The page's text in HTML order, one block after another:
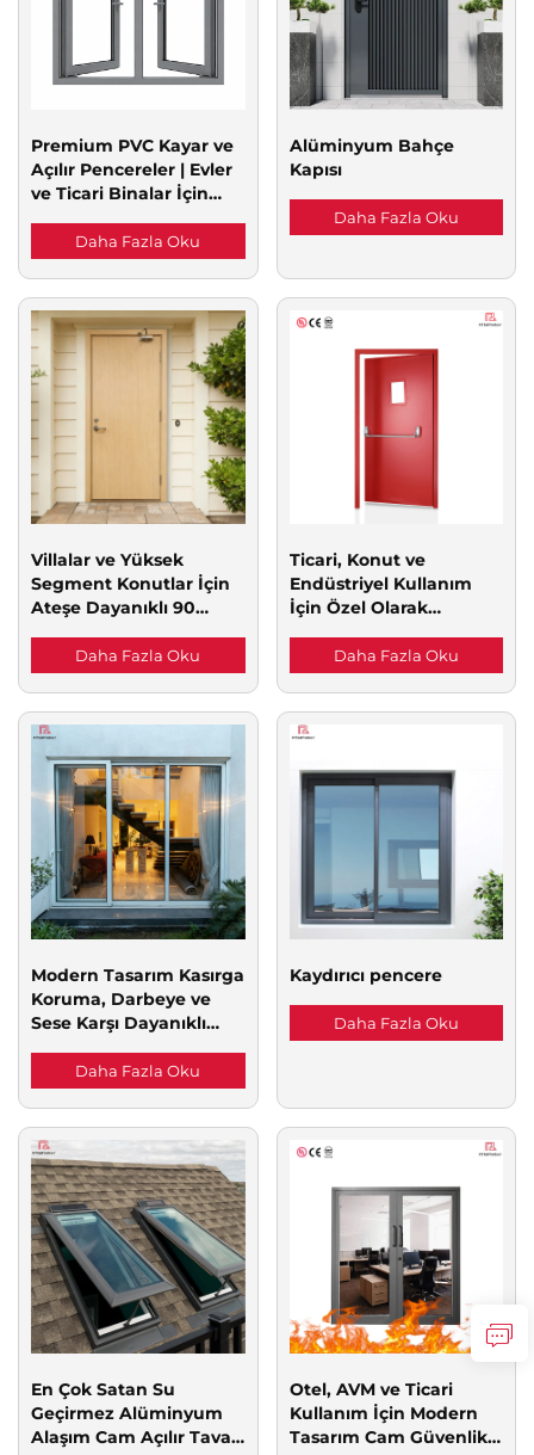
Premium PVC Kayar ve
Açılır Pencereler | Evler
ve Ticari Binalar İçin
Çelik Pencereler
Daha Fazla Oku
Alüminyum Bahçe
Kapısı
Daha Fazla Oku
Villalar ve Yüksek
Segment Konutlar İçin
Ateşe Dayanıklı 90
Dayanıklı, Ses Yalıtımlı
Ceviz/Kiraz Ağacı
Daha Fazla Oku
Ticari, Konut ve
Endüstriyel Kullanım
İçin Özel Olarak
Senaryolu Çelik Yangın
Kapısı
Daha Fazla Oku
Modern Tasarım Kasırga
Koruma, Darbeye ve
Sese Karşı Dayanıklı
Balkon Dış Mekân Cam
Sürgülü Kapılar
Daha Fazla Oku
Kaydırıcı pencere
Daha Fazla Oku
En Çok Satan Su
Geçirmez Alüminyum
Alaşım Cam Açılır Tavan
Otel, AVM ve Ticari
Kullanım İçin Modern
Tasarım Cam Güvenlik